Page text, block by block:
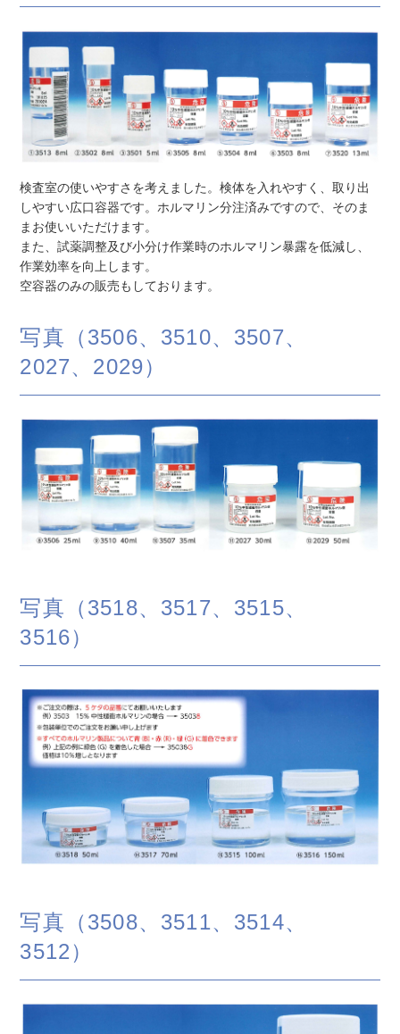
検査室の使いやすさを考えました。検体を入れやすく、取り出
しやすい広口容器です。ホルマリン分注済みですので、そのま
まお使いいただけます。
また、試薬調整及び小分け作業時のホルマリン暴露を低減し、
作業効率を向上します。
空容器のみの販売もしております。
写真（3506、3510、3507、
2027、2029）
写真（3518、3517、3515、
3516）
写真（3508、3511、3514、
3512）